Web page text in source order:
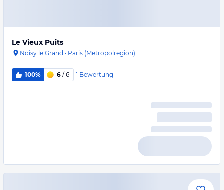
Le Vieux Puits
Noisy le Grand · Paris (Metropolregion)
100% 6 / 6 1 Bewertung